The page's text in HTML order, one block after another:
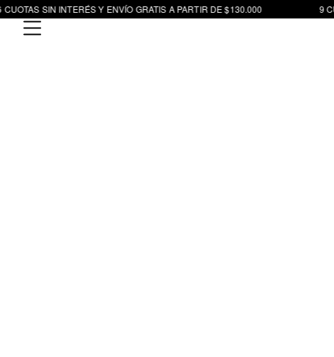
SIN INTERÉS Y ENVÍO GRATIS A PARTIR DE $130.000 9